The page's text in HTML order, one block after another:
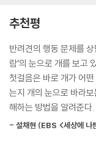
더 똑똑하거나 더 멍청한
--- p.186
이 책에서 나는 ‘모른다
·감정적·도덕적 능력에
라운 사실들’을 발견하는
--- p.225
아이들이 형제자매보다
때 든든한 친구가 됨으
움이 된다는 연구도 있
지를 정할 때 동물들이
삼고, 아예 주거지 개발
도 있다. 이렇게 유별나
대한 실질적인 가이드
추천평
반려견의 행동 문제를 상
람’의 눈으로 개를 보고
첫걸음은 바로 개가 어
는지 개의 눈으로 바라
해하는 방법을 알려준다.
- 설채현 (EBS <세상에 나